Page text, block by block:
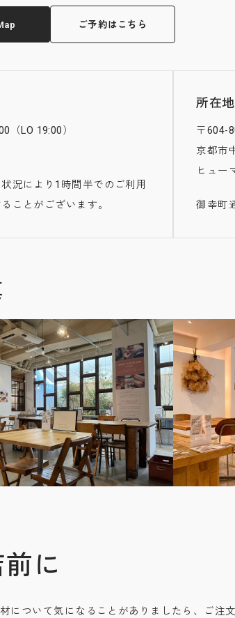
ご予約はこちら
（LO 19:00）
況により1時間半でのご利用
ことがございます。
所在地
〒604-
京都市
ヒュー
御幸町
に
について気になることがありましたら、ご注